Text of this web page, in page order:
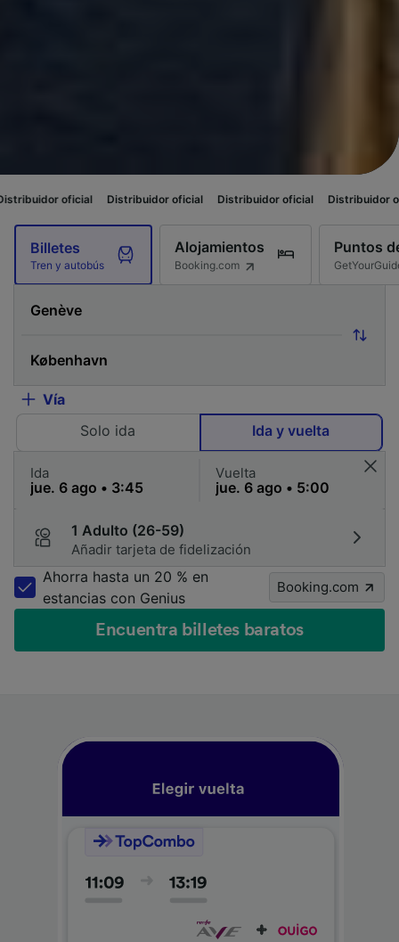
Distribuidor oficial Distribuidor oficial Distribuidor oficial
Billetes
Tren y autobús
Alojamientos
Booking.com
Puntos
Vía
Solo ida
Ida y vuelta
Ida Vuelta
1 Adulto (26-59)
Añadir tarjeta de fidelización
Ahorra hasta un 20 % en
estancias con Genius
Booking.com
Encuentra billetes baratos